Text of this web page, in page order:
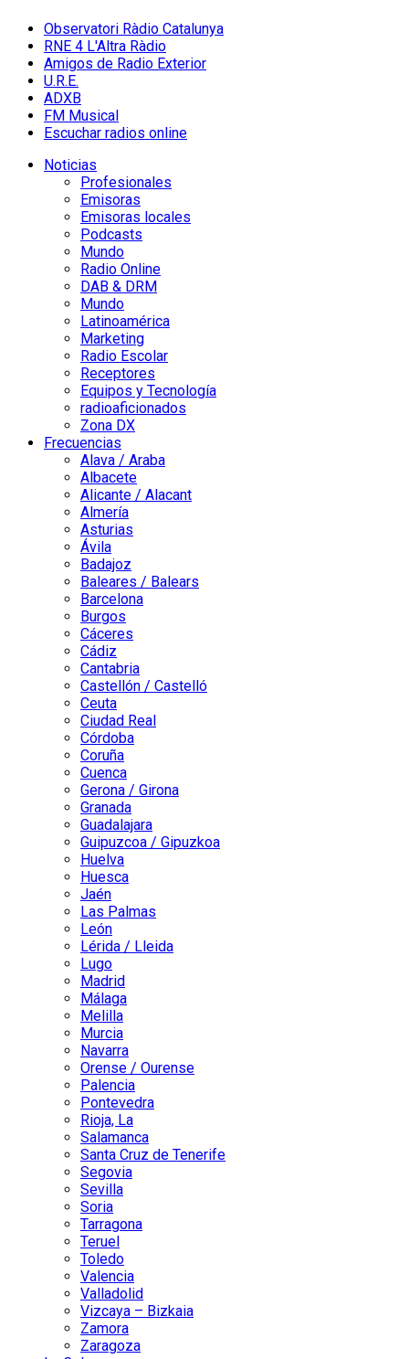
Observatori Ràdio Catalunya
RNE 4 L'Altra Ràdio
Amigos de Radio Exterior
U.R.E.
ADXB
FM Musical
Escuchar radios online
Noticias
Profesionales
Emisoras
Emisoras locales
Podcasts
Mundo
Radio Online
DAB & DRM
Mundo
Latinoamérica
Marketing
Radio Escolar
Receptores
Equipos y Tecnología
radioaficionados
Zona DX
Frecuencias
Alava / Araba
Albacete
Alicante / Alacant
Almería
Asturias
Ávila
Badajoz
Baleares / Balears
Barcelona
Burgos
Cáceres
Cádiz
Cantabria
Castellón / Castelló
Ceuta
Ciudad Real
Córdoba
Coruña
Cuenca
Gerona / Girona
Granada
Guadalajara
Guipuzcoa / Gipuzkoa
Huelva
Huesca
Jaén
Las Palmas
León
Lérida / Lleida
Lugo
Madrid
Málaga
Melilla
Murcia
Navarra
Orense / Ourense
Palencia
Pontevedra
Rioja, La
Salamanca
Santa Cruz de Tenerife
Segovia
Sevilla
Soria
Tarragona
Teruel
Toledo
Valencia
Valladolid
Vizcaya – Bizkaia
Zamora
Zaragoza